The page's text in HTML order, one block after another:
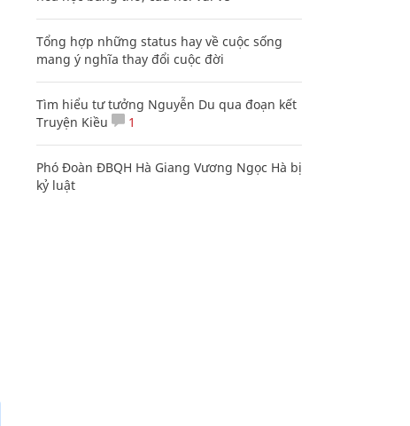
Tổng hợp những status hay về cuộc sống
mang ý nghĩa thay đổi cuộc đời
Tìm hiểu tư tưởng Nguyễn Du qua đoạn kết
Truyện Kiều
1
Phó Đoàn ĐBQH Hà Giang Vương Ngọc Hà bị
kỷ luật